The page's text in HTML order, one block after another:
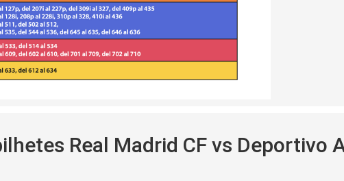
Real Madrid CF vs Deportivo